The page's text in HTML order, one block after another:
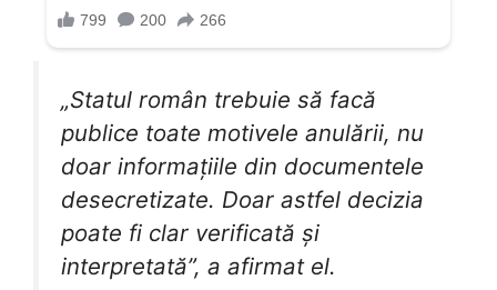
„Statul român trebuie să facă
publice toate motivele anulării, nu
doar informațiile din documentele
desecretizate. Doar astfel decizia
poate fi clar verificată și
interpretată”, a afirmat el.